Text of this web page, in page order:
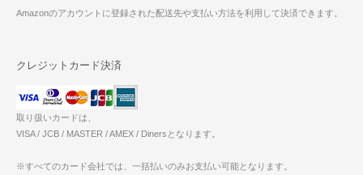
Amazonのアカウントに登録された配送先や支払い方法を利用して決済できます。
クレジットカード決済
取り扱いカードは、
VISA / JCB / MASTER / AMEX / Dinersとなります。
※すべてのカード会社では、一括払いのみお支払い可能となります。